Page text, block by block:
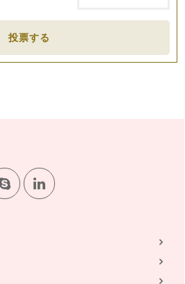
リンー
ジリン」を思い浮かべる方が多いよ
マラヤ山麓…
ド・ティー…
むアレンジティー
ティーのお話
は心も体も温まります。 イギリス
投票する